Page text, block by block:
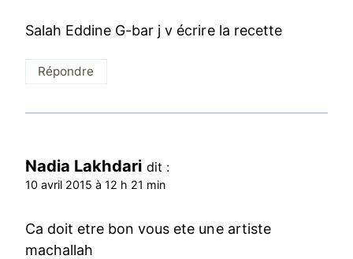
Salah Eddine G-bar j v écrire la recette
Répondre
Nadia Lakhdari dit :
10 avril 2015 à 12 h 21 min
Ca doit etre bon vous ete une artiste
machallah